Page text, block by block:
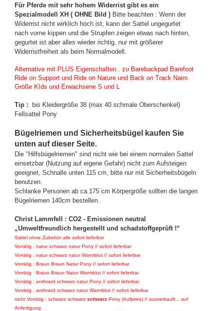
Für Pferde mit sehr hohem Widerrist gibt es ein
Spezialmodell XH ( OHNE Bild ) Bitte beachten : Wenn der
Widerrist nicht wirklich hoch ist, kann der Sattel ungegurtet
nach vorne kippen und die Strupfen zeigen etwas nach hinten,
gegurtet ist aber alles wieder richtig, nur mit größerer
Widerristfreiheit als beim Normalmodell.
Alternative mit PLUS Eigenschaften.. zu Barebackpad Barefoot
Ride on Support und Ride on Nature und Back on Track Naim
Größe KIds und Erwachsene S und L
Tip : bis Kleidergröße 38 (max 40 schmale Oberschenkel)
Fellsattel Pony
Bügelriemen und Sicherheitsbügel kaufen Sie
unten auf dieser Seite.
Die "Hilfsbügelriemen" sind nicht wie bei einem normalen Sattel
einsetzbar (Nutzung auf eigene Gefahr) nicht zum Aufsteigen
geeignet, Schnalle unten 115 cm, bitte nur mit Sicherheitsbügeln
benutzen.
Schlanke Personen ab ca.175 cm Körpergröße sollten die langen
Bügelriemen 140cm bestellen.
Christ Lammfell : CO2 - Emissionen neutral
„Umweltfreundlich hergestellt und schadstoffgeprüft !“
Sattel ohne Zubehör alle sofort lieferbar
Vorrätig : natur schwarz natur Pony // sofort lieferbar
Vorrätig : natur schwarz natur Warmblut // sofort lieferbar
Vorrätig : Braun Braun Natur Pony // sofort lieferbar
Vorrätig : Braun Braun Natur Warmblut // sofort lieferbar
Vorrätig : anthrazit schwarz natur Pony // sofort lieferbar
Vorrätig : anthrazit schwarz natur Warmblut // sofort lieferbar
nicht Vorrätig : schwarz schwarz schwarz Pony (Aufpreis) // ausverkauft... auf
Anfertigung